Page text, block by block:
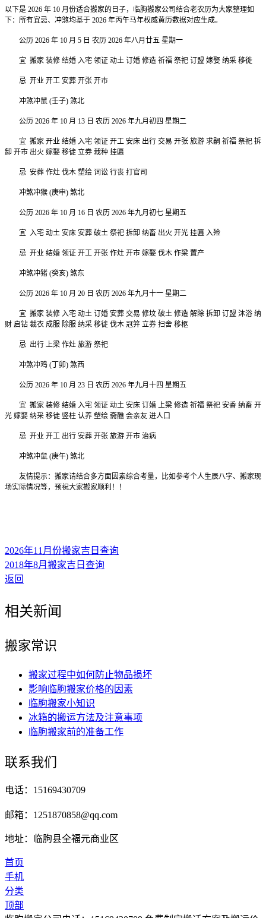
以下是 2026 年 10 月份适合搬家的日子，临朐搬家公司结合老农历为大家整理如
下： 所有宜忌、冲煞均基于 2026 年丙午马年权威黄历数据对应生成。
公历 2026 年 10 月 5 日 农历 2026 年八月廿五 星期一
宜 搬家 装修 结婚 入宅 领证 动土 订婚 修造 祈福 祭祀 订盟 嫁娶 纳采 移徙
忌 开业 开工 安葬 开张 开市
冲煞冲鼠 (壬子) 煞北
公历 2026 年 10 月 13 日 农历 2026 年九月初四 星期二
宜 搬家 开业 结婚 入宅 领证 开工 安床 出行 交易 开张 旅游 求嗣 祈福 祭祀 拆
卸 开市 出火 嫁娶 移徙 立券 栽种 挂匾
忌 安葬 作灶 伐木 塑绘 词讼 行丧 打官司
冲煞冲猴 (庚申) 煞北
公历 2026 年 10 月 16 日 农历 2026 年九月初七 星期五
宜 入宅 动土 安床 安葬 破土 祭祀 拆卸 纳畜 出火 开光 挂匾 入殓
忌 开业 结婚 领证 开工 开张 作灶 开市 嫁娶 伐木 作梁 置产
冲煞冲猪 (癸亥) 煞东
公历 2026 年 10 月 20 日 农历 2026 年九月十一 星期二
宜 搬家 装修 入宅 动土 订婚 安葬 交易 修坟 破土 修造 解除 拆卸 订盟 沐浴 纳
财 启钻 裁衣 成服 除服 纳采 移徙 伐木 冠笄 立券 扫舍 移柩
忌 出行 上梁 作灶 旅游 祭祀
冲煞冲鸡 (丁卯) 煞西
公历 2026 年 10 月 23 日 农历 2026 年九月十四 星期五
宜 搬家 装修 结婚 入宅 领证 动土 安床 订婚 上梁 修造 祈福 祭祀 安香 纳畜 开
光 嫁娶 纳采 移徙 竖柱 认养 塑绘 斋醮 会亲友 进人口
忌 开业 开工 出行 安葬 开张 旅游 开市 治病
冲煞冲鼠 (庚午) 煞北
友情提示：搬家请结合多方面因素综合考量，比如参考个人生辰八字、搬家现
场实际情况等，预祝大家搬家顺利！！
2026年11月份搬家吉日查询
2018年8月搬家吉日查询
返回
相关新闻
搬家常识
搬家过程中如何防止物品损坏
影响临朐搬家价格的因素
临朐搬家小知识
冰箱的搬运方法及注意事项
临朐搬家前的准备工作
联系我们
电话：15169430709
邮箱：1251870858@qq.com
地址：临朐县全福元商业区
首页
手机
分类
顶部